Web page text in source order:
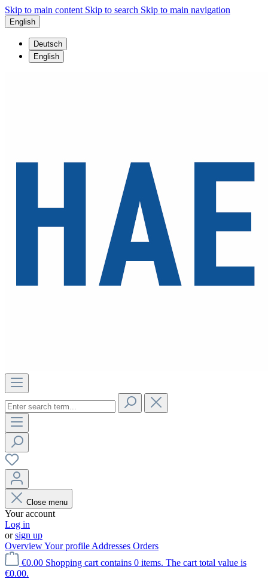
Skip to main content Skip to search Skip to main navigation
English
Deutsch
English
Close menu
Your account
Log in
orsign up
OverviewYour profile Addresses Orders
€0.00 Shopping cart contains 0 items. The cart total value is
€0.00.